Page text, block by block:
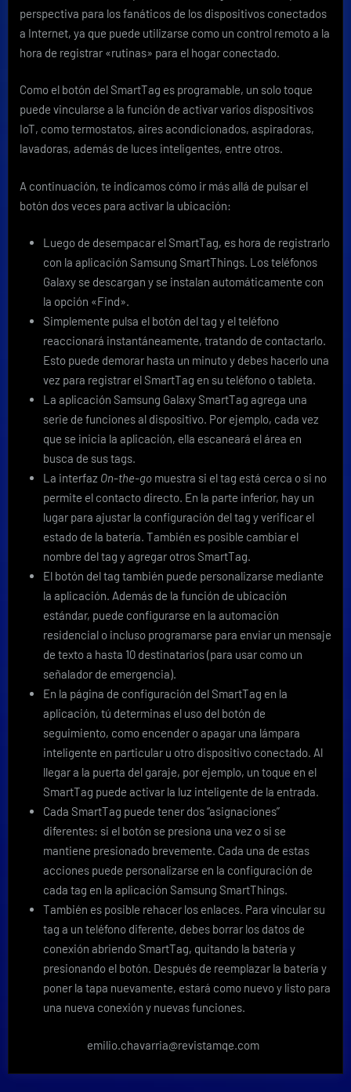
perspectiva para los fanáticos de los dispositivos conectados
a Internet, ya que puede utilizarse como un control remoto a la
hora de registrar «rutinas» para el hogar conectado.
Como el botón del SmartTag es programable, un solo toque
puede vincularse a la función de activar varios dispositivos
IoT, como termostatos, aires acondicionados, aspiradoras,
lavadoras, además de luces inteligentes, entre otros.
A continuación, te indicamos cómo ir más allá de pulsar el
botón dos veces para activar la ubicación:
Luego de desempacar el SmartTag, es hora de registrarlo
con la aplicación Samsung SmartThings. Los teléfonos
Galaxy se descargan y se instalan automáticamente con
la opción «Find».
Simplemente pulsa el botón del tag y el teléfono
reaccionará instantáneamente, tratando de contactarlo.
Esto puede demorar hasta un minuto y debes hacerlo una
vez para registrar el SmartTag en su teléfono o tableta.
La aplicación Samsung Galaxy SmartTag agrega una
serie de funciones al dispositivo. Por ejemplo, cada vez
que se inicia la aplicación, ella escaneará el área en
busca de sus tags.
La interfaz On-the-go muestra si el tag está cerca o si no
permite el contacto directo. En la parte inferior, hay un
lugar para ajustar la configuración del tag y verificar el
estado de la batería. También es posible cambiar el
nombre del tag y agregar otros SmartTag.
El botón del tag también puede personalizarse mediante
la aplicación. Además de la función de ubicación
estándar, puede configurarse en la automación
residencial o incluso programarse para enviar un mensaje
de texto a hasta 10 destinatarios (para usar como un
señalador de emergencia).
En la página de configuración del SmartTag en la
aplicación, tú determinas el uso del botón de
seguimiento, como encender o apagar una lámpara
inteligente en particular u otro dispositivo conectado. Al
llegar a la puerta del garaje, por ejemplo, un toque en el
SmartTag puede activar la luz inteligente de la entrada.
Cada SmartTag puede tener dos “asignaciones”
diferentes: si el botón se presiona una vez o si se
mantiene presionado brevemente. Cada una de estas
acciones puede personalizarse en la configuración de
cada tag en la aplicación Samsung SmartThings.
También es posible rehacer los enlaces. Para vincular su
tag a un teléfono diferente, debes borrar los datos de
conexión abriendo SmartTag, quitando la batería y
presionando el botón. Después de reemplazar la batería y
poner la tapa nuevamente, estará como nuevo y listo para
una nueva conexión y nuevas funciones.
emilio.chavarria@revistamqe.com